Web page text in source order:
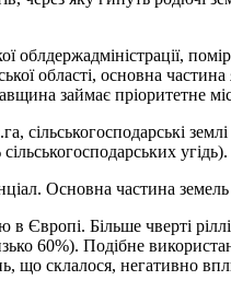
облдержадміністрації,
області, основна
займає пріоритетне
сільськогосподарські
сільськогосподарських
Основна частина
Європі. Більше чверті
60%). Подібне
що склалося, негативно